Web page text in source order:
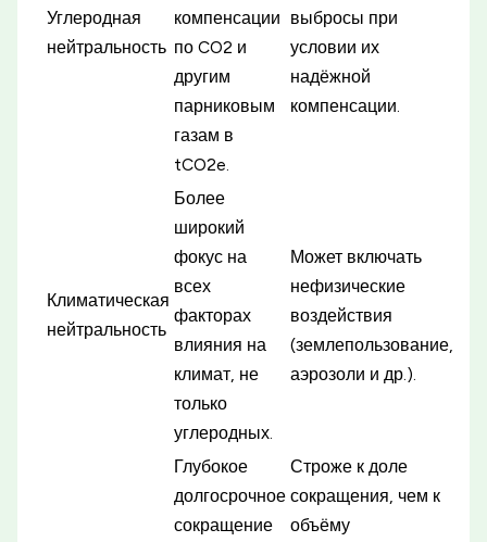
Углеродная
нейтральность
компенсации
по CO2 и
другим
парниковым
газам в
tCO2e.
выбросы при
условии их
надёжной
компенсации.
Климатическая
нейтральность
Более
широкий
фокус на
всех
факторах
влияния на
климат, не
только
углеродных.
Может включать
нефизические
воздействия
(землепользование,
аэрозоли и др.).
Глубокое
долгосрочное
сокращение
Строже к доле
сокращения, чем к
объёму